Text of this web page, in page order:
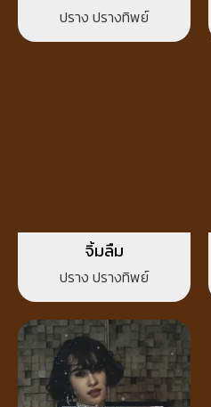
ปราง ปรางทิพย์
จิ้มลืม
ปราง ปรางทิพย์